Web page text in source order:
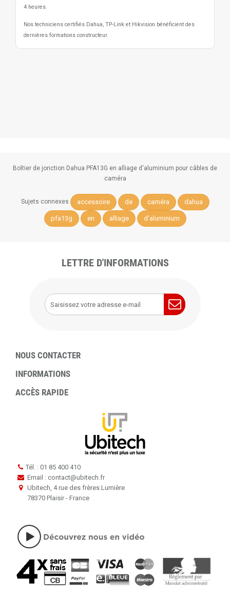
4 heures.
Nos techniciens certifiés Dahua, TP-Link et Hikvision bénéficient des
dernières formations constructeur.
Boîtier de jonction Dahua PFA13G en alliage d'aluminium pour câbles de
caméra
Sujets connexes accessoire de caméra dahua
pfa13g en alliage d'aluminium
LETTRE D'INFORMATIONS
NOUS CONTACTER
INFORMATIONS
ACCÈS RAPIDE
Tél. : 01 85 400 410
Email : contact@ubitech.fr
Ubitech, 4 rue des frères Lumière
78370 Plaisir - France